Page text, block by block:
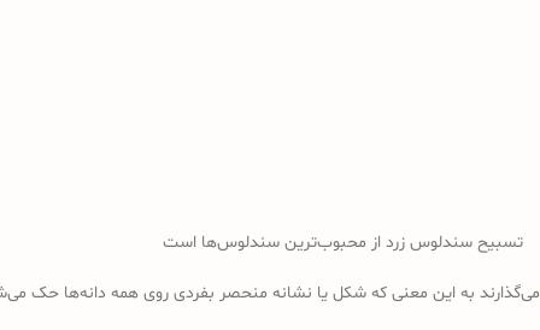
تسبیح سندلوس زرد از محبوب‌ترین سندلوس‌ها است
می‌گذارند به این معنی که شکل یا نشانه منحصر بفردی روی همه دانه‌ها حک